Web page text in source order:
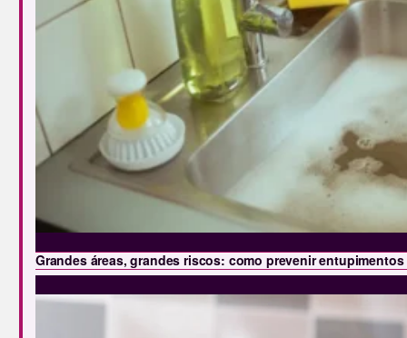
Grandes áreas, grandes riscos: como prevenir